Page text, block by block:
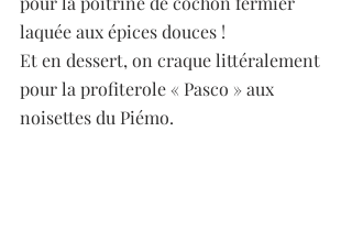
laquée aux épices douces !
Et en dessert, on craque littéralement
pour la profiterole « Pasco » aux
noisettes du Piémo.